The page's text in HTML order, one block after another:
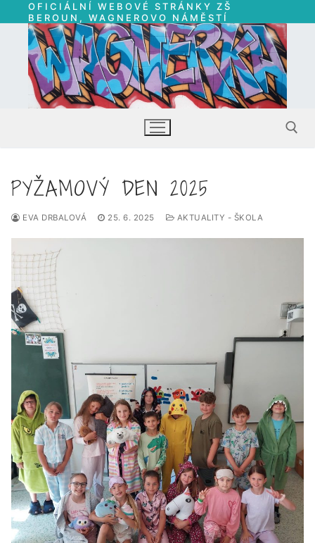
Přeskočit
na
obsah
OFICIÁLNÍ WEBOVÉ STRÁNKY ZŠ
BEROUN, WAGNEROVO NÁMĚSTÍ
Hledat:
PYŽAMOVÝ DEN 2025
EVA DRBALOVÁ 25. 6. 2025 AKTUALITY - ŠKOLA